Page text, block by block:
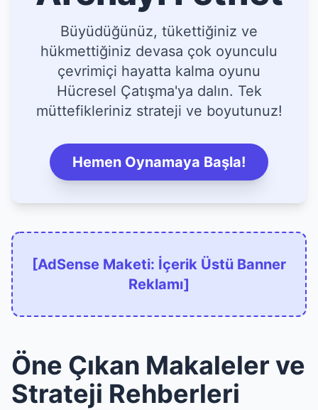
Büyüdüğünüz, tükettiğiniz ve
hükmettiğiniz devasa çok oyunculu
çevrimiçi hayatta kalma oyunu
Hücresel Çatışma'ya dalın. Tek
müttefikleriniz strateji ve boyutunuz!
Hemen Oynamaya Başla!
[AdSense Maketi: İçerik Üstü Banner
Reklamı]
Öne Çıkan Makaleler ve
Strateji Rehberleri